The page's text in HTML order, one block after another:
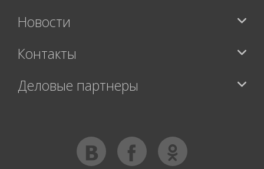
Новости
Контакты
Деловые партнеры